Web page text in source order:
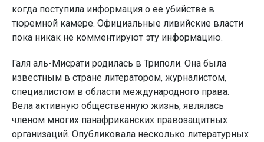
когда поступила информация о ее убийстве в
тюремной камере. Официальные ливийские власти
пока никак не комментируют эту информацию.
Галя аль-Мисрати родилась в Триполи. Она была
известным в стране литератором, журналистом,
специалистом в области международного права.
Вела активную общественную жизнь, являлась
членом многих панафриканских правозащитных
организаций. Опубликовала несколько литературных